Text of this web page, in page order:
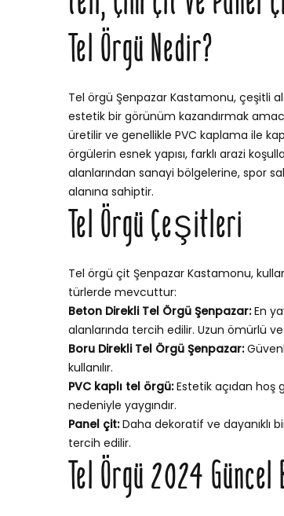
Tel Örgü Nedir?
Tel örgü Şenpazar Kastamonu, çeşitli
estetik bir görünüm kazandırmak
üretilir ve genellikle PVC kaplama ile
örgülerin esnek yapısı, farklı arazi
alanlarından sanayi bölgelerine, spor
alanına sahiptir.
Tel Örgü Çeşitleri
Tel örgü çit Şenpazar Kastamonu,
türlerde mevcuttur:
Beton Direkli Tel Örgü Şenpazar:En
alanlarında tercih edilir. Uzun ömürlü ve
Boru Direkli Tel Örgü Şenpazar:
kullanılır.
PVC kaplı tel örgü:Estetik açıdan hoş
nedeniyle yaygındır.
Panel çit:Daha dekoratif ve dayanıklı
tercih edilir.
Tel Örgü 2024